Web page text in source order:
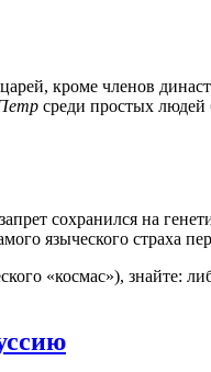
кроме членов
среди простых
сохранился на
языческого страха
«космас»), знайте: